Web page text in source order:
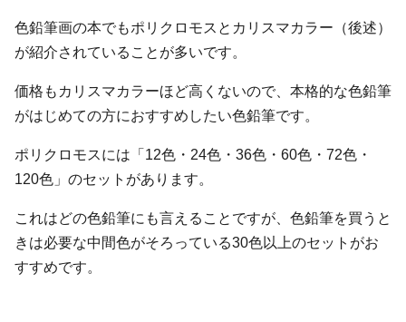
色鉛筆画の本でもポリクロモスとカリスマカラー（後述）
が紹介されていることが多いです。
価格もカリスマカラーほど高くないので、本格的な色鉛筆
がはじめての方におすすめしたい色鉛筆です。
ポリクロモスには「12色・24色・36色・60色・72色・
120色」のセットがあります。
これはどの色鉛筆にも言えることですが、色鉛筆を買うと
きは必要な中間色がそろっている30色以上のセットがお
すすめです。